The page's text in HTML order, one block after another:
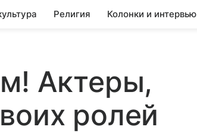
Религия Колонки и интервью
Актеры,
ролей